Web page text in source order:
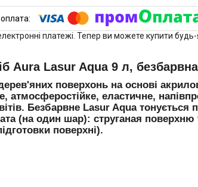
платежі. Тепер ви можете купити
Aura Lasur Aqua 9 л, безбарвна
поверхонь на основі
еластичне,
Безбарвне Lasur Aqua тонується
(на один шар): струганая
поверхні).